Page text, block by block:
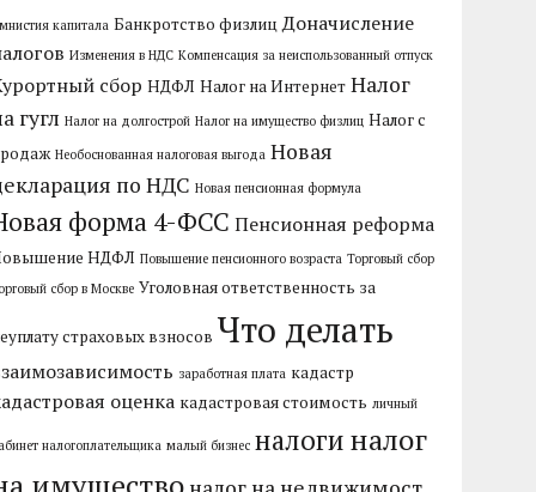
капитала Банкротство физлиц Доначисление
Изменения в НДС Компенсация за неиспользованный отпуск
сбор НДФЛ Налог на Интернет Налог
гугл Налог на долгострой Налог на имущество физлиц Налог с
Необоснованная налоговая выгода Новая
по НДС Новая пенсионная формула
форма 4-ФСС Пенсионная реформа
НДФЛ Повышение пенсионного возраста Торговый сбор
сбор в Москве Уголовная ответственность за
страховых взносов Что делать
заработная плата кадастр
оценка кадастровая стоимость личный
налогоплательщика малый бизнес налоги налог